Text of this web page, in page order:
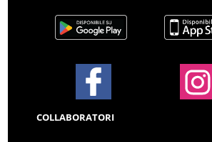
COLLABORATORI